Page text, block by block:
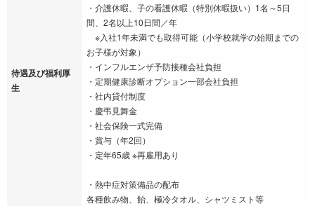
待遇及び福利厚
生
・介護休暇、子の看護休暇（特別休暇扱い）1名～5日
間、2名以上10日間／年
※入社1年未満でも取得可能（小学校就学の始期までの
お子様が対象）
・インフルエンザ予防接種会社負担
・定期健康診断オプション一部会社負担
・社内貸付制度
・慶弔見舞金
・社会保険一式完備
・賞与（年2回）
・定年65歳 ※再雇用あり
・熱中症対策備品の配布
各種飲み物、飴、極冷タオル、シャツミスト等